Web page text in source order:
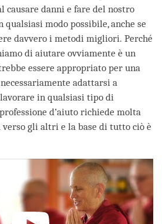
causare danni e fare del nostro
modo possibile, anche se
davvero i metodi migliori. Perché
di aiutare ovviamente è un
essere appropriato per una
adattarsi a
in qualsiasi tipo di
d’aiuto richiede molta
verso gli altri e la base di tutto ciò è